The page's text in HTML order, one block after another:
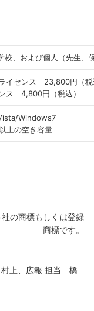
校、および個人（先生、
イセンス 23,800円（税
ス 4,800円（税込）
Windows7
上の空き容量
の商標もしくは登録
商標です。
上、広報 担当 橋